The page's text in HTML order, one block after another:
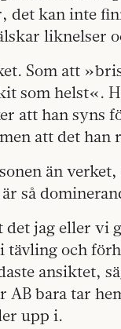
det kan inte
liknelser
Som att
som helst«.
att han syns
att det han
än
så
jag eller vi
och
ansiktet,
bara tar
upp i.